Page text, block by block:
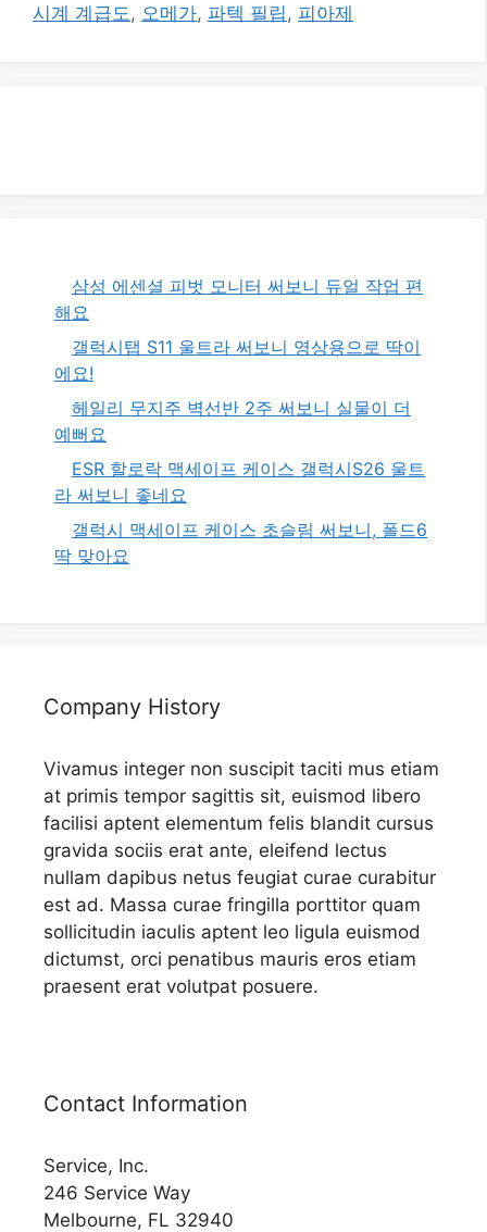
시계 계급도 , 오메가, 파텍 필립 , 피아제
삼성 에센셜 피벗 모니터 써보니 듀얼 작업 편
해요
갤럭시탭 S11 울트라 써보니 영상용으로 딱이
에요!
헤일리 무지주 벽선반 2주 써보니 실물이 더
예뻐요
ESR 할로락 맥세이프 케이스 갤럭시S26 울트
라 써보니 좋네요
갤럭시 맥세이프 케이스 초슬림 써보니, 폴드6
딱 맞아요
Company History
Vivamus integer non suscipit taciti mus etiam
at primis tempor sagittis sit, euismod libero
facilisi aptent elementum felis blandit cursus
gravida sociis erat ante, eleifend lectus
nullam dapibus netus feugiat curae curabitur
est ad. Massa curae fringilla porttitor quam
sollicitudin iaculis aptent leo ligula euismod
dictumst, orci penatibus mauris eros etiam
praesent erat volutpat posuere.
Contact Information
Service, Inc.
246 Service Way
Melbourne, FL 32940